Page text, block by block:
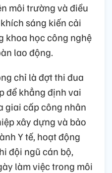
môi trường và điều
sáng kiến cải
khoa học công nghệ
lao động.
chỉ là đợt thi đua
để khẳng định vai
giai cấp công nhân
xây dựng và bảo
Y tế, hoạt động
đội ngũ cán bộ,
làm việc trong môi